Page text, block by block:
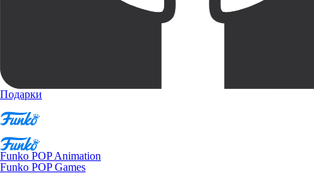
Подарки
Funko POP Animation
Funko POP Games